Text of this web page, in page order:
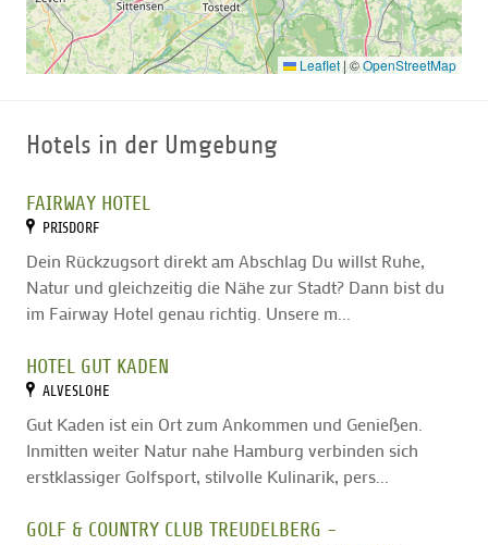
Leaflet|©OpenStreetMap
Hotels in der Umgebung
FAIRWAY HOTEL
PRISDORF
Dein Rückzugsort direkt am Abschlag Du willst Ruhe,
Natur und gleichzeitig die Nähe zur Stadt? Dann bist du
im Fairway Hotel genau richtig. Unsere m...
HOTEL GUT KADEN
ALVESLOHE
Gut Kaden ist ein Ort zum Ankommen und Genießen.
Inmitten weiter Natur nahe Hamburg verbinden sich
erstklassiger Golfsport, stilvolle Kulinarik, pers...
GOLF & COUNTRY CLUB TREUDELBERG -